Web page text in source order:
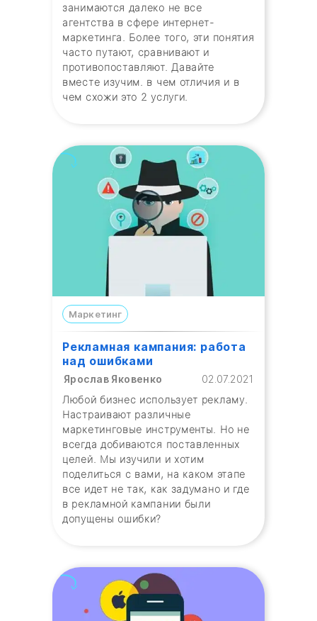
занимаются далеко не все
агентства в сфере интернет-
маркетинга. Более того, эти понятия
часто путают, сравнивают и
противопоставляют. Давайте
вместе изучим. в чем отличия и в
чем схожи это 2 услуги.
Маркетинг
Рекламная кампания: работа
над ошибками
Ярослав Яковенко
02.07.2021
Любой бизнес использует рекламу.
Настраивают различные
маркетинговые инструменты. Но не
всегда добиваются поставленных
целей. Мы изучили и хотим
поделиться с вами, на каком этапе
все идет не так, как задумано и где
в рекламной кампании были
допущены ошибки?